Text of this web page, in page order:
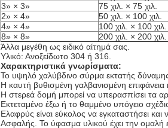
3» × 3»
75 χιλ. × 75 χιλ.
2» × 4»
50 χιλ. × 100 χιλ.
4» × 4»
100 χιλ. × 100 χιλ.
8» × 8»
200 χιλ. × 200 χιλ.
Άλλα μεγέθη ως ειδικό αίτημά σας.
Υλικό: Ανοξείδωτο 304 ή 316.
Χαρακτηριστικά γνωρίσματα:
Το υψηλό χαλύβδινο σύρμα εκτατής
Η καυτή βυθισμένη γαλβανισμένη
Η στερεά δομή μπορεί να υπερασπίσει τα
Εκτεταμένο έξω ή το θαμμένο υπόγειο
Ελαφρύς είναι εύκολος να εγκαταστήσει και
Ασφαλής. Το ύφασμα υλικού έχει την ομαλή